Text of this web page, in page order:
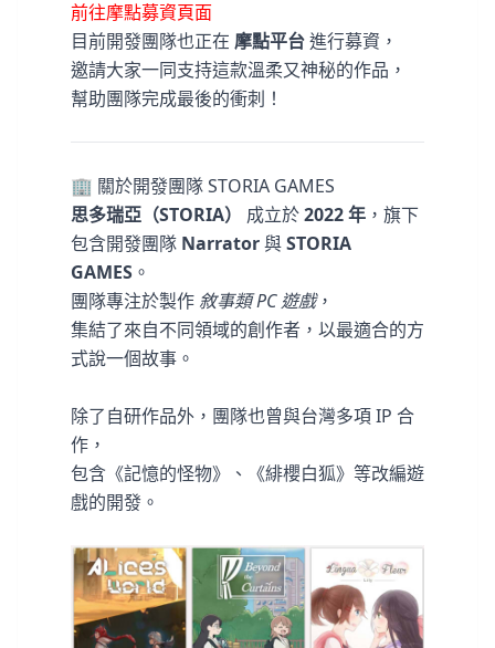
前往摩點募資頁面
目前開發團隊也正在 摩點平台進行募資，
邀請大家一同支持這款溫柔又神秘的作品，
幫助團隊完成最後的衝刺！
🏢 關於開發團隊 STORIA GAMES
思多瑞亞（STORIA）
成立於2022 年 ，旗下
包含開發團隊 Narrator與STORIA
GAMES 。
團隊專注於製作 敘事類 PC 遊戲，
集結了來自不同領域的創作者，以最適合的方
式說一個故事。
除了自研作品外，團隊也曾與台灣多項 IP 合
作，
包含《記憶的怪物》、《緋櫻白狐》等改編遊
戲的開發。